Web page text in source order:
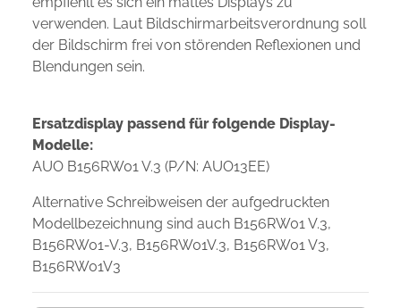
verwenden. Laut Bildschirmarbeitsverordnung soll
der Bildschirm frei von störenden Reflexionen und
Blendungen sein.
Ersatzdisplay passend für folgende Display-
Modelle:
AUO B156RW01 V.3 (P/N: AUO13EE)
Alternative Schreibweisen der aufgedruckten
Modellbezeichnung sind auch B156RW01 V.3,
B156RW01-V.3, B156RW01V.3, B156RW01 V3,
B156RW01V3